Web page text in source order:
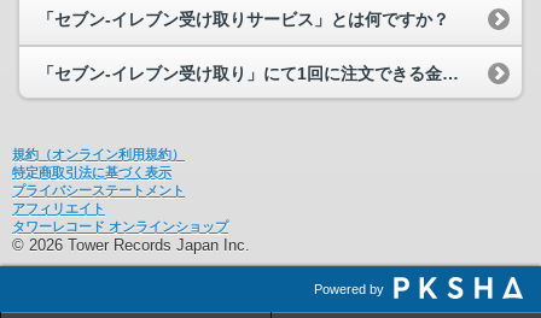
「セブン-イレブン受け取りサービス」とは何ですか？
「セブン-イレブン受け取り」にて1回に注文できる金額や枚数の制限はありますか？
規約（オンライン利用規約）
特定商取引法に基づく表示
プライバシーステートメント
アフィリエイト
タワーレコード オンラインショップ
© 2026 Tower Records Japan Inc.
Powered by